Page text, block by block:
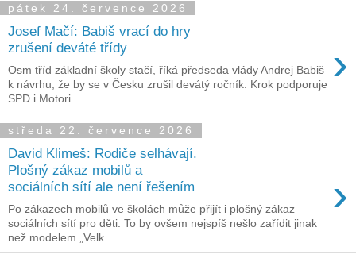
pátek 24. července 2026
Josef Mačí: Babiš vrací do hry
zrušení deváté třídy
›
Osm tříd základní školy stačí, říká předseda vlády Andrej Babiš
k návrhu, že by se v Česku zrušil devátý ročník. Krok podporuje
SPD i Motori...
středa 22. července 2026
David Klimeš: Rodiče selhávají.
Plošný zákaz mobilů a
sociálních sítí ale není řešením
›
Po zákazech mobilů ve školách může přijít i plošný zákaz
sociálních sítí pro děti. To by ovšem nejspíš nešlo zařídit jinak
než modelem „Velk...